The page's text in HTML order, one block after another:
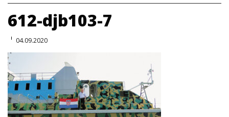
612-djb103-7
04.09.2020